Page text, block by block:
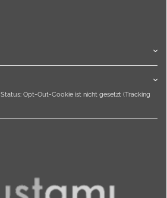
Status: Opt-Out-Cookie ist nicht gesetzt (Tracking